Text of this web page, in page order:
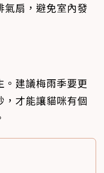
氣扇，避免室內發
。建議梅雨季要更
才能讓貓咪有個